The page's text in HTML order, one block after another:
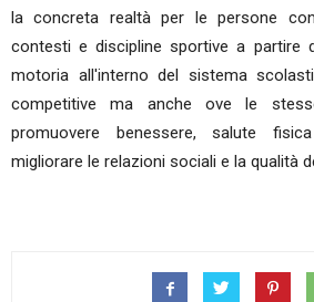
la concreta realtà per le persone
contesti e discipline sportive a partire
motoria all'interno del sistema
competitive ma anche ove le
promuovere benessere, salute
migliorare le relazioni sociali e la qualità